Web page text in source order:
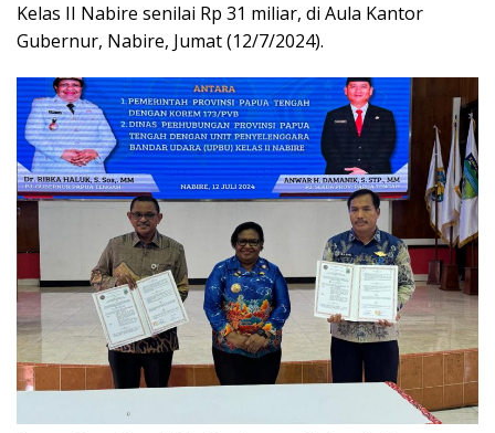
Kelas II Nabire senilai Rp 31 miliar, di Aula Kantor
Gubernur, Nabire, Jumat (12/7/2024).